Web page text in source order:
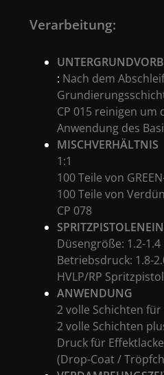
Verarbeitung:
: Nach dem
CP 015 reinigen
Anwendung des
MISCHVERHÄLTNIS
1:1
100 Teile von
100 Teile von
CP 078
Düsengröße: 1.2-
Betriebsdruck: 1.8-
HVLP/RP
ANWENDUNG
2 volle Schichten für
2 volle Schichten
Druck für Effektlacke
(Drop-Coat /